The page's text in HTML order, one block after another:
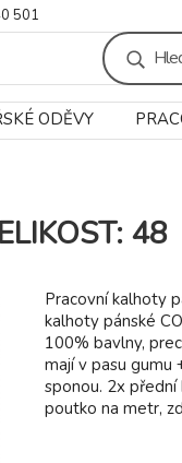
501
ODĚVY
48
Pracovní kalhoty
kalhoty pánské
100% bavlny,
mají v pasu gumu
sponou. 2x přední
poutko na metr,